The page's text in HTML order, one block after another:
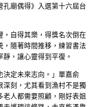
孔廟偶得》入選第十六屆台
，自得其樂，得獎名次倒在
，隨著時間推移，練習書法
，讓心靈得到平復。
決定未來志向。」單嘉俞
深刻，尤其看到漁村不是獨
人都需要照顧，剛好表姐